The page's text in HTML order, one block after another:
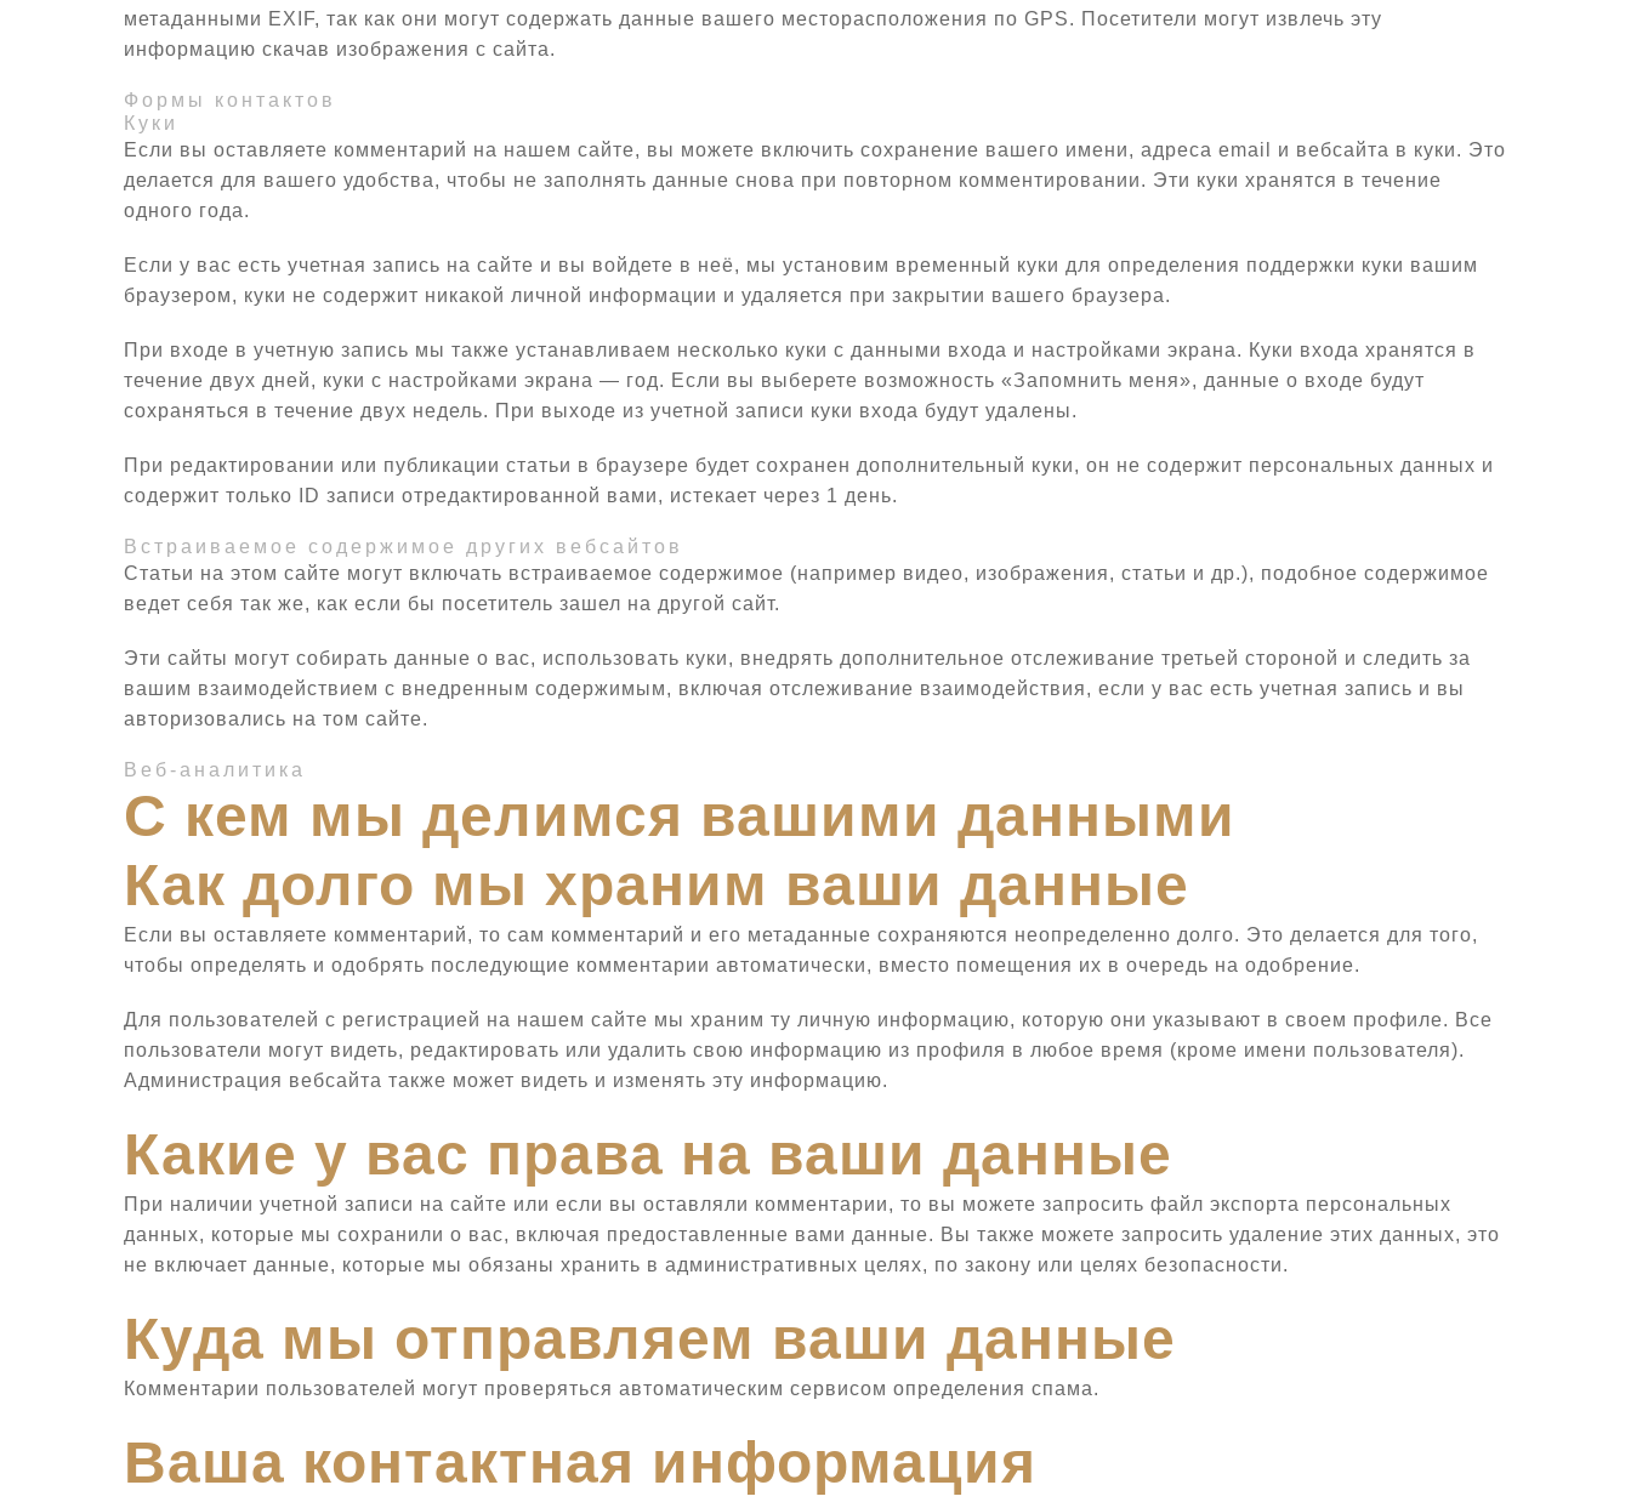
метаданными EXIF, так как они могут содержать данные вашего месторасположения по GPS. Посетители могут извлечь эту
информацию скачав изображения с сайта.
Формы контактов
Куки
Если вы оставляете комментарий на нашем сайте, вы можете включить сохранение вашего имени, адреса email и вебсайта в куки. Это
делается для вашего удобства, чтобы не заполнять данные снова при повторном комментировании. Эти куки хранятся в течение
одного года.
Если у вас есть учетная запись на сайте и вы войдете в неё, мы установим временный куки для определения поддержки куки вашим
браузером, куки не содержит никакой личной информации и удаляется при закрытии вашего браузера.
При входе в учетную запись мы также устанавливаем несколько куки с данными входа и настройками экрана. Куки входа хранятся в
течение двух дней, куки с настройками экрана — год. Если вы выберете возможность «Запомнить меня», данные о входе будут
сохраняться в течение двух недель. При выходе из учетной записи куки входа будут удалены.
При редактировании или публикации статьи в браузере будет сохранен дополнительный куки, он не содержит персональных данных и
содержит только ID записи отредактированной вами, истекает через 1 день.
Встраиваемое содержимое других вебсайтов
Статьи на этом сайте могут включать встраиваемое содержимое (например видео, изображения, статьи и др.), подобное содержимое
ведет себя так же, как если бы посетитель зашел на другой сайт.
Эти сайты могут собирать данные о вас, использовать куки, внедрять дополнительное отслеживание третьей стороной и следить за
вашим взаимодействием с внедренным содержимым, включая отслеживание взаимодействия, если у вас есть учетная запись и вы
авторизовались на том сайте.
Веб-аналитика
С кем мы делимся вашими данными
Как долго мы храним ваши данные
Если вы оставляете комментарий, то сам комментарий и его метаданные сохраняются неопределенно долго. Это делается для того,
чтобы определять и одобрять последующие комментарии автоматически, вместо помещения их в очередь на одобрение.
Для пользователей с регистрацией на нашем сайте мы храним ту личную информацию, которую они указывают в своем профиле. Все
пользователи могут видеть, редактировать или удалить свою информацию из профиля в любое время (кроме имени пользователя).
Администрация вебсайта также может видеть и изменять эту информацию.
Какие у вас права на ваши данные
При наличии учетной записи на сайте или если вы оставляли комментарии, то вы можете запросить файл экспорта персональных
данных, которые мы сохранили о вас, включая предоставленные вами данные. Вы также можете запросить удаление этих данных, это
не включает данные, которые мы обязаны хранить в административных целях, по закону или целях безопасности.
Куда мы отправляем ваши данные
Комментарии пользователей могут проверяться автоматическим сервисом определения спама.
Ваша контактная информация
ОТКРЫТЬ КАТАЛОГ
Лодки Муссон — сайт производителя
(оптовые продажи)
397-56-75; +7 (963) 909-44-51
ПОДПИСЫВАЙТЕСЬ
ОТЗЫВЫ ВЛАДЕЛЬЦЕВ